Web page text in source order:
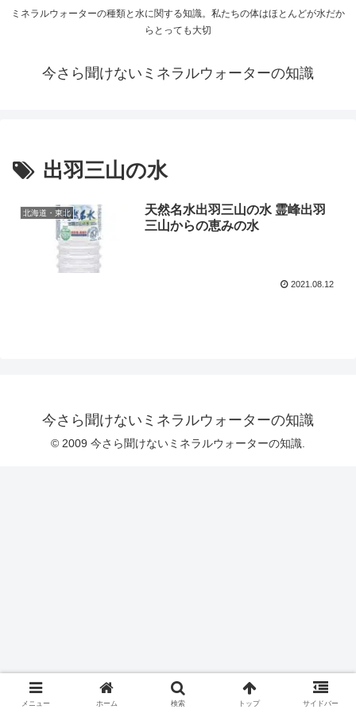
ミネラルウォーターの種類と水に関する知識。私たちの体はほとんどが水だか
らとっても大切
今さら聞けないミネラルウォーターの知識
出羽三山の水
北海道・東北
天然名水出羽三山の水 霊峰出羽
三山からの恵みの水
2021.08.12
今さら聞けないミネラルウォーターの知識
© 2009 今さら聞けないミネラルウォーターの知識.
メニュー ホーム 検索 トップ サイドバー